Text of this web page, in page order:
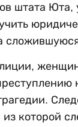
штата Юта,
которой